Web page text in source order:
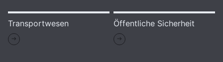
Transportwesen Öffentliche Sicherheit